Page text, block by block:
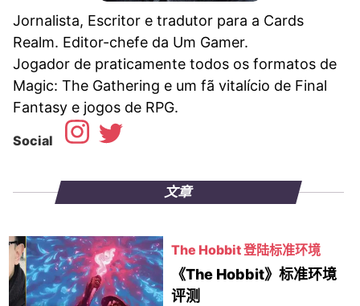
Jornalista, Escritor e tradutor para a Cards
Realm. Editor-chefe da Um Gamer.
Jogador de praticamente todos os formatos de
Magic: The Gathering e um fã vitalício de Final
Fantasy e jogos de RPG.
Social
文章
The Hobbit 登陆标准环境
《The Hobbit》标准环境
评测